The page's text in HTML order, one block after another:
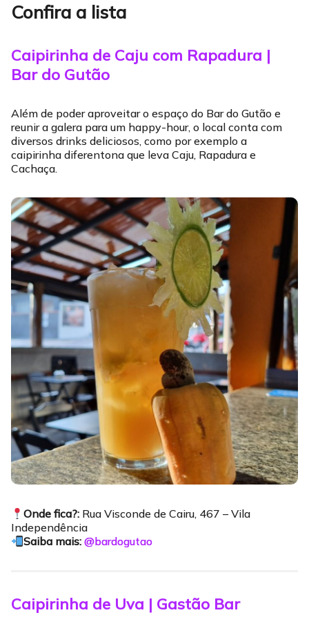
Confira a lista
Caipirinha de Caju com Rapadura |
Bar do Gutão
Além de poder aproveitar o espaço do Bar do Gutão e
reunir a galera para um happy-hour, o local conta com
diversos drinks deliciosos, como por exemplo a
caipirinha diferentona que leva Caju, Rapadura e
Cachaça.
Onde fica?: Rua Visconde de Cairu, 467 – Vila
Independência
Saiba mais:@bardogutao
Caipirinha de Uva | Gastão Bar